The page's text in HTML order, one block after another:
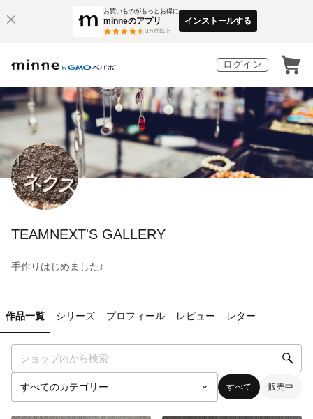
お買いものがもっとお得に
minneのアプリ
3万件以上
インストールする
ログイン
TEAMNEXT'S GALLERY
手作りはじめました♪
作品一覧 シリーズ プロフィール レビュー レター
すべて 販売中